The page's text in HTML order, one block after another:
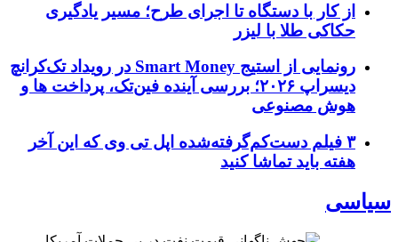
از کار با دستگاه تا اجرای طرح؛ مسیر یادگیری
حکاکی طلا با لیزر
رونمایی از استیج Smart Money در رویداد تک‌کرانچ
دیسراپ ۲۰۲۶؛ بررسی آینده فین‌تک، پرداخت‌ ها و
هوش مصنوعی
۳ فیلم دست‌کم‌گرفته‌شده اپل تی وی که این آخر
هفته باید تماشا کنید
سیاسی